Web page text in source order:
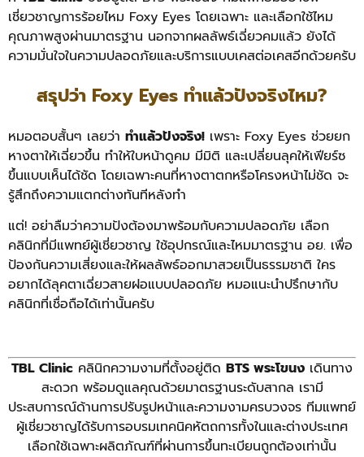
เชี่ยวชาญการร้อยไหม Foxy Eyes โดยเฉพาะ และเลือกใช้ไหม
คุณภาพสูงผ่านมาตรฐาน นอกจากผลลัพธ์เฉี่ยวคมแล้ว ยังได้
ความมั่นใจในความปลอดภัยและบริการแบบเคสต่อเคสอีกด้วยครับ
สรุปว่า Foxy Eyes ทำแล้วปังจริงไหม?
หมอตอบสั้นๆ เลยว่า ทำแล้วปังจริง! เพราะ Foxy Eyes ช่วยยก
หางตาให้เฉี่ยวขึ้น ทำให้ใบหน้าดูคม มีมิติ และเปลี่ยนลุคให้เฟียร์ซ
ขึ้นแบบเห็นได้ชัด โดยเฉพาะคนที่หางตาตกหรือโครงหน้าไม่ชัด จะ
รู้สึกถึงความแตกต่างทันทีหลังทำ
แต่! อย่าลืมว่าความปังต้องมาพร้อมกับความปลอดภัย เลือก
คลินิกที่มีแพทย์ผู้เชี่ยวชาญ ใช้อุปกรณ์และไหมมาตรฐาน อย. เพื่อ
ป้องกันความเสี่ยงและให้ผลลัพธ์ออกมาสวยเป็นธรรมชาติ ใคร
อยากได้ลุคตาเฉี่ยวสายฝอแบบปลอดภัย หมอแนะนำปรึกษากับ
คลินิกที่เชื่อถือได้เท่านั้นครับ
TBL Clinic คลินิกความงามที่ตั้งอยู่ติด BTS พระโขนง เดินทาง
สะดวก พร้อมดูแลคุณด้วยมาตรฐานระดับสากล เรามี
ประสบการณ์ด้านการปรับรูปหน้าและความงามครบวงจร ทีมแพทย์
ผู้เชี่ยวชาญได้รับการอบรมเทคนิคหัตถการทั้งในและต่างประเทศ
เลือกใช้เฉพาะผลิตภัณฑ์ที่ผ่านการขึ้นทะเบียนถูกต้องเท่านั้น